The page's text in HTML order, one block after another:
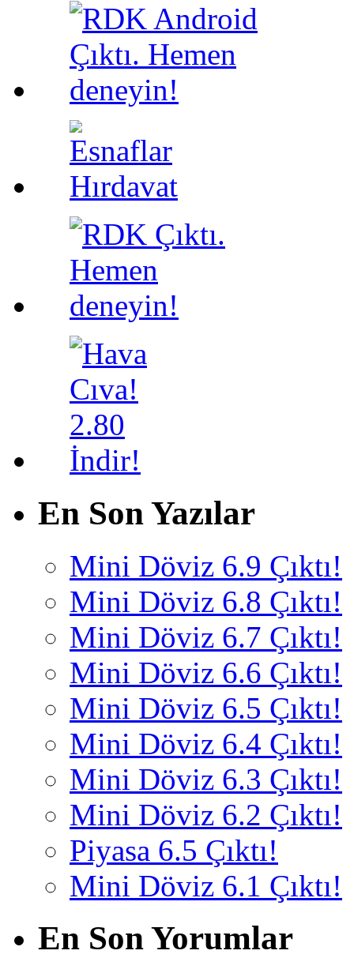
En Son Yazılar
Mini Döviz 6.9 Çıktı!
Mini Döviz 6.8 Çıktı!
Mini Döviz 6.7 Çıktı!
Mini Döviz 6.6 Çıktı!
Mini Döviz 6.5 Çıktı!
Mini Döviz 6.4 Çıktı!
Mini Döviz 6.3 Çıktı!
Mini Döviz 6.2 Çıktı!
Piyasa 6.5 Çıktı!
Mini Döviz 6.1 Çıktı!
En Son Yorumlar